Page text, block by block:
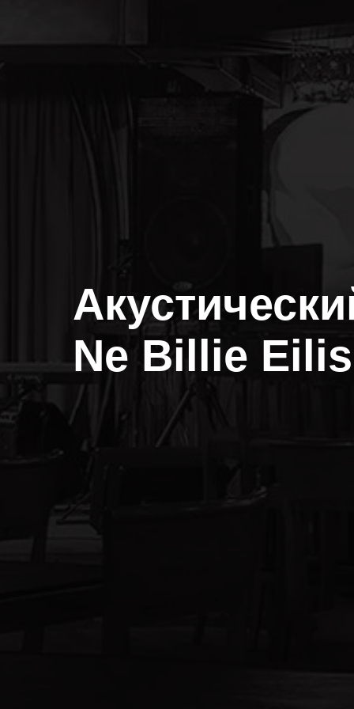
Ne Billie